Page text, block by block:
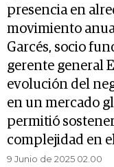
presencia en
movimiento
Garcés, socio
gerente general
evolución del
en un mercado
permitió
complejidad en
9 Junio de 2025 02.00